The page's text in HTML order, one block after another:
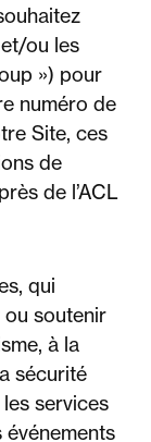
ou les
») pour
numéro de
Site, ces
de
de l’ACL
qui
soutenir
à la
sécurité
services
événements